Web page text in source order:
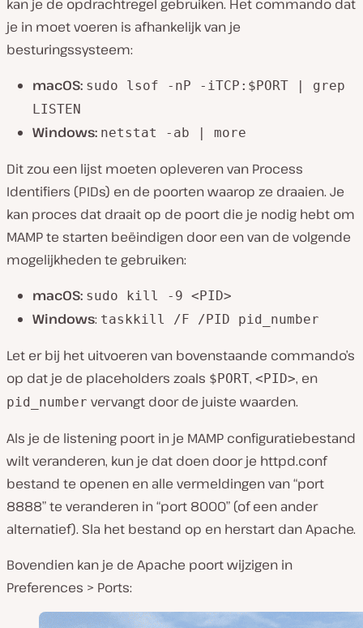
kan je de opdrachtregel gebruiken. Het commando dat
je in moet voeren is afhankelijk van je
besturingssysteem:
macOS: sudo lsof -nP -iTCP:$PORT | grep
LISTEN
Windows: netstat -ab | more
Dit zou een lijst moeten opleveren van Process
Identifiers (PIDs) en de poorten waarop ze draaien. Je
kan proces dat draait op de poort die je nodig hebt om
MAMP te starten beëindigen door een van de volgende
mogelijkheden te gebruiken:
macOS: sudo kill -9 <PID>
Windows: taskkill /F /PID pid_number
Let er bij het uitvoeren van bovenstaande commando’s
op dat je de placeholders zoals $PORT, <PID>, en
pid_number vervangt door de juiste waarden.
Als je de listening poort in je MAMP configuratiebestand
wilt veranderen, kun je dat doen door je httpd.conf
bestand te openen en alle vermeldingen van “port
8888” te veranderen in “port 8000” (of een ander
alternatief). Sla het bestand op en herstart dan Apache.
Bovendien kan je de Apache poort wijzigen in
Preferences > Ports: